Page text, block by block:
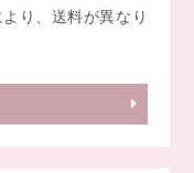
り、送料が異なり